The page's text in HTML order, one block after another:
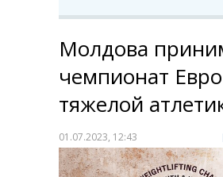
Молдова
чемпионат
тяжелой
01.07.2023, 12:43